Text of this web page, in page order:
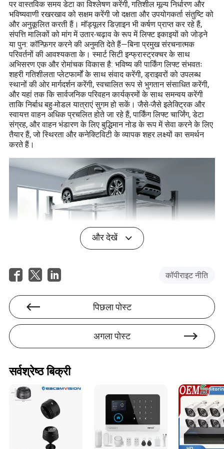
पर वास्तविक समय डेटा का विश्लेषण करेंगी, गतिशील मूल्य निर्धारण और
भविष्यवाणी रखरखाव को सक्षम करेंगी जो दक्षता और उपयोगकर्ता संतुष्टि को
और अनुकूलित करती हैं। मॉड्यूलर डिज़ाइन भी कर्षण प्राप्त कर रहे हैं,
संपत्ति मालिकों को मांग में उतार-चढ़ाव के रूप में लिफ्ट इकाइयों को जोड़ने
या पुन: कॉन्फ़िगर करने की अनुमति देते हैं—बिना प्रमुख संरचनात्मक
परिवर्तनों की आवश्यकता के। स्मार्ट सिटी इन्फ्रास्ट्रक्चर के साथ
अभिसरण एक और रोमांचक विकास है: भविष्य की पार्किंग लिफ्ट संभवतः
शहरी गतिशीलता प्लेटफार्मों के साथ संवाद करेंगी, ड्राइवरों को उपलब्ध
स्थानों की ओर मार्गदर्शन करेंगी, स्वचालित रूप से भुगतान संसाधित करेंगी,
और यहां तक कि सार्वजनिक परिवहन कार्यक्रमों के साथ समन्वय करेंगी
ताकि निर्बाध बहु-मोडल यात्राएं सुगम हो सकें। जैसे-जैसे इलेक्ट्रिक और
स्वायत्त वाहन अधिक प्रचलित होते जा रहे हैं, पार्किंग लिफ्ट चार्जिंग, डेटा
संग्रह, और वाहन भंडारण के लिए बुद्धिमान नोड के रूप में सेवा करने के लिए
तैयार हैं, जो स्थिरता और कनेक्टिविटी के व्यापक शहर लक्ष्यों का समर्थन
करते हैं।
चुनौतियों को दूर करना: सामान्य चिंताएँ और समाधान
क्या हैं?
उनके कई लाभों के बावजूद, सरल पार्किंग लिफ्ट को अपनाने में चुनौतियाँ हैं।
प्रारंभिक निवेश, हालांकि बड़े पैमाने पर स्वचालित गैरेज की तुलना में कम है,
फिर भी छोटे संपत्ति मालिकों के लिए महत्वपूर्ण हो सकता है। हालांकि,
हाल के नवाचार लागत को लगातार कम कर रहे हैं और स्थापना को सरल
बना रहे हैं। रखरखाव एक और चिंता है, लेकिन मजबूत यांत्रिक घटकों और
आसानी से उपलब्ध स्पेयर पार्ट्स के साथ, अधिकांश समस्याओं को न्यूनतम
व्यवधान के साथ जल्दी से हल किया जा सकता है। उपयोगकर्ता प्रशिक्षण
सीधा है, विशेष रूप से आधुनिक लिफ्ट सहज इंटरफेस और व्यापक सुरक्षा
प्रणालियों की विशेषता रखते हैं। स्थान की बाधाएँ, जिन्हें अक्सर एक बाधा
के रूप में उद्धृत किया जाता है, को कस्टम आकार और लचीले कॉन्फ़िगरेशन
के माध्यम से संबोधित किया जा रहा है जो लिफ्ट को तंग या अनियमित
और देखें
कॉपीराइट नीति
पिछला पोस्ट
अगला पोस्ट
सर्वश्रेष्ठ बिक्री